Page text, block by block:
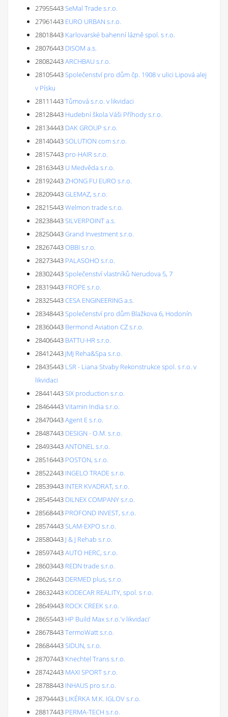
27955443SeMal Trade s.r.o.
27961443 EURO URBAN s.r.o.
28018443 Karlovarské bahenní lázně spol. s r.o.
28076443 DISOM a.s.
28082443ARCHBAU s.r.o.
28105443Společenství pro dům čp. 1908 v ulici Lipová alej
v Písku
28111443Tůmová s.r.o. v likvidaci
28128443 Hudební škola Váši Příhody s.r.o.
28134443 DAK GROUP s.r.o.
28140443SOLUTION com s.r.o.
28157443 pro-HAIR s.r.o.
28163443 U Medvěda s.r.o.
28192443ZHONG FU EURO s.r.o.
28209443GLEMAZ, s.r.o.
28215443Welmon trade s.r.o.
28238443SILVERPOINT a.s.
28250443Grand Investment s.r.o.
28267443OBBI s.r.o.
28273443 PALASOHO s.r.o.
28302443Společenství vlastníků Nerudova 5, 7
28319443 FROPE s.r.o.
28325443CESA ENGINEERING a.s.
28348443Společenství pro dům Blažkova 6, Hodonín
28360443 Bermond Aviation CZ s.r.o.
28406443 BATTU-HR s.r.o.
28412443 JMJ Reha&Spa s.r.o.
28435443 LSR - Liana Stvaby Rekonstrukce spol. s r.o. v
likvidaci
28441443SIX production s.r.o.
28464443Vitamin India s.r.o.
28470443Agent E s.r.o.
28487443 DESIGN - O.M. s.r.o.
28493443ANTONEL s.r.o.
28516443 POSTON, s.r.o.
28522443 INGELO TRADE s.r.o.
28539443 INTER KVADRAT, s.r.o.
28545443 DILNEX COMPANY s.r.o.
28568443 PROFOND INVEST, s.r.o.
28574443SLAM-EXPO s.r.o.
28580443 J & J Rehab s.r.o.
28597443AUTO HERC, s.r.o.
28603443 REDN trade s.r.o.
28626443 DERMED plus, s.r.o.
28632443 KODECAR REALITY, spol. s r.o.
28649443 ROCK CREEK s.r.o.
28655443 HP Build Max s.r.o.'v likvidaci'
28678443TermoWatt s.r.o.
28684443SIDUN, s.r.o.
28707443 Knechtel Trans s.r.o.
28742443 MAXI SPORT s.r.o.
28788443 INHAUS pro s.r.o.
28794443 LIKÉRKA M.K. IGLOV s.r.o.
28817443 PERMA-TECH s.r.o.